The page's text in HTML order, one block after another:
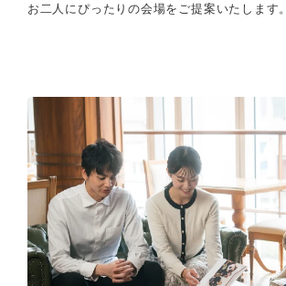
お二人にぴったりの会場をご提案いたします。